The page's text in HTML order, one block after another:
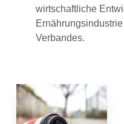
wirtschaftliche
Verbandes.